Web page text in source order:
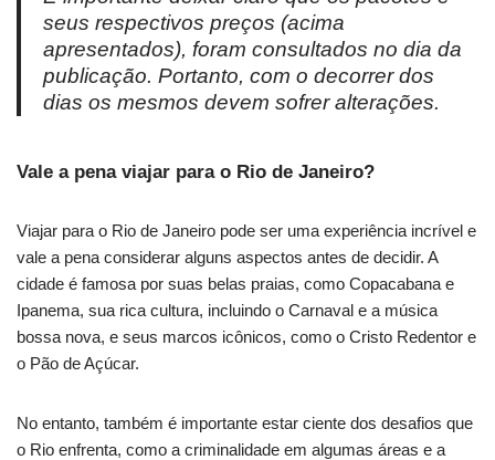
seus respectivos preços (acima
apresentados), foram consultados no dia da
publicação. Portanto, com o decorrer dos
dias os mesmos devem sofrer alterações.
Vale a pena viajar para o Rio de Janeiro?
Viajar para o Rio de Janeiro pode ser uma experiência incrível e
vale a pena considerar alguns aspectos antes de decidir. A
cidade é famosa por suas belas praias, como Copacabana e
Ipanema, sua rica cultura, incluindo o Carnaval e a música
bossa nova, e seus marcos icônicos, como o Cristo Redentor e
o Pão de Açúcar.
No entanto, também é importante estar ciente dos desafios que
o Rio enfrenta, como a criminalidade em algumas áreas e a